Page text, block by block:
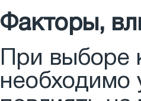
Факторы,
При выборе
необходимо